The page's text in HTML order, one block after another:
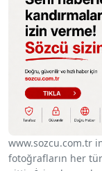
www.sozcu.com.tr
fotoğrafların her